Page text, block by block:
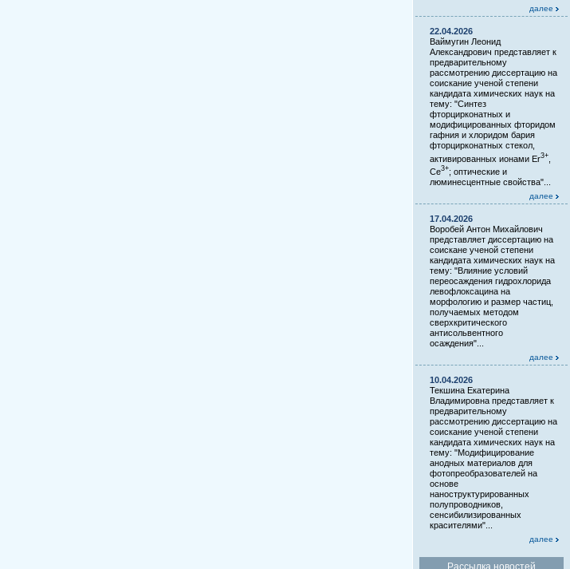
далее
22.04.2026
Ваймугин Леонид
Александрович представляет к
предварительному
рассмотрению диссертацию на
соискание ученой степени
кандидата химических наук на
тему: "Синтез
фторцирконатных и
модифицированных фторидом
гафния и хлоридом бария
фторцирконатных стекол,
активированных ионами Er3+
Ce3+; оптические и
люминесцентные свойства"...
далее
17.04.2026
Воробей Антон Михайлович
представляет диссертацию на
соискане ученой степени
кандидата химических наук на
тему: "Влияние условий
переосаждения гидрохлорида
левофлоксацина на
морфологию и размер частиц,
получаемых методом
сверхкритического
антисольвентного
осаждения"...
далее
10.04.2026
Текшина Екатерина
Владимировна представляет к
предварительному
рассмотрению диссертацию на
соискание ученой степени
кандидата химических наук на
тему: "Модифицирование
анодных материалов для
фотопреобразователей на
основе
наноструктурированных
полупроводников,
сенсибилизированных
красителями"...
далее